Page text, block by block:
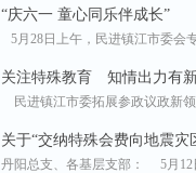
“庆六一 童心同乐伴成长”
5月28日上午，民进镇江市委会
关注特殊教育 知情出力有
民进镇江市委拓展参政议政新
关于“交纳特殊会费向地震灾
丹阳总支、各基层支部： 5月12